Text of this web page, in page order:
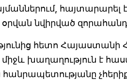
հայտարարել
նվիրված
հետո
խաղաղություն է